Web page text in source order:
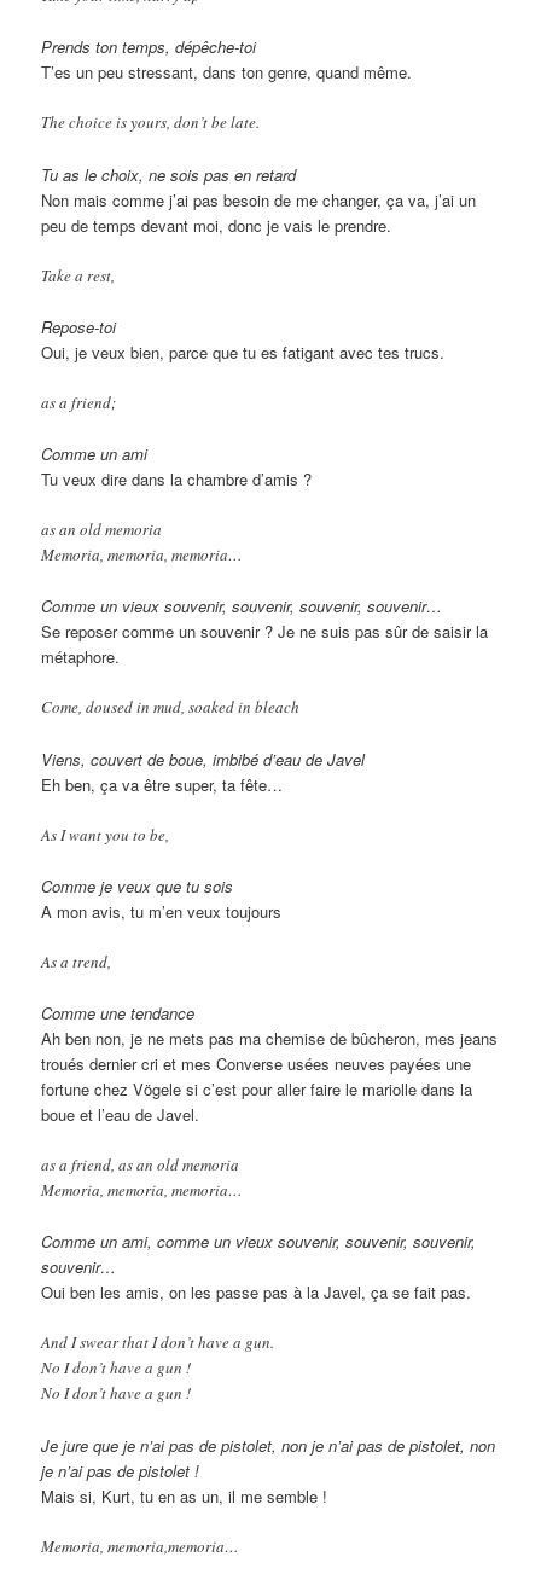
Prends ton temps, dépêche-toi
T’es un peu stressant, dans ton genre, quand même.
The choice is yours, don’t be late.
Tu as le choix, ne sois pas en retard
Non mais comme j’ai pas besoin de me changer, ça va, j’ai un
peu de temps devant moi, donc je vais le prendre.
Take a rest,
Repose-toi
Oui, je veux bien, parce que tu es fatigant avec tes trucs.
as a friend;
Comme un ami
Tu veux dire dans la chambre d’amis ?
as an old memoria
Memoria, memoria, memoria…
Comme un vieux souvenir, souvenir, souvenir, souvenir…
Se reposer comme un souvenir ? Je ne suis pas sûr de saisir la
métaphore.
Come, doused in mud, soaked in bleach
Viens, couvert de boue, imbibé d’eau de Javel
Eh ben, ça va être super, ta fête…
As I want you to be,
Comme je veux que tu sois
A mon avis, tu m’en veux toujours
As a trend,
Comme une tendance
Ah ben non, je ne mets pas ma chemise de bûcheron, mes jeans
troués dernier cri et mes Converse usées neuves payées une
fortune chez Vögele si c’est pour aller faire le mariolle dans la
boue et l’eau de Javel.
as a friend, as an old memoria
Memoria, memoria, memoria…
Comme un ami, comme un vieux souvenir, souvenir, souvenir,
souvenir…
Oui ben les amis, on les passe pas à la Javel, ça se fait pas.
And I swear that I don’t have a gun.
No I don’t have a gun !
No I don’t have a gun !
Je jure que je n’ai pas de pistolet, non je n’ai pas de pistolet, non
je n’ai pas de pistolet !
Mais si, Kurt, tu en as un, il me semble !
Memoria, memoria,memoria…